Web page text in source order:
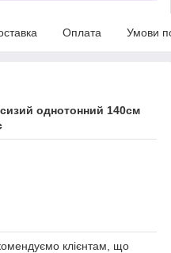
Оплата Умови
однотонний 140см
клієнтам, що